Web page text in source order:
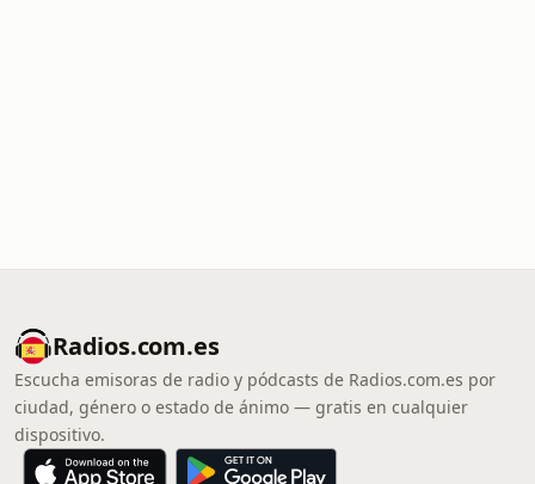
Radios.com.es
Escucha emisoras de radio y pódcasts de Radios.com.es por
ciudad, género o estado de ánimo — gratis en cualquier
dispositivo.